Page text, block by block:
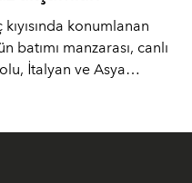
konumlanan
batımı manzarası, canlı
İtalyan ve Asya